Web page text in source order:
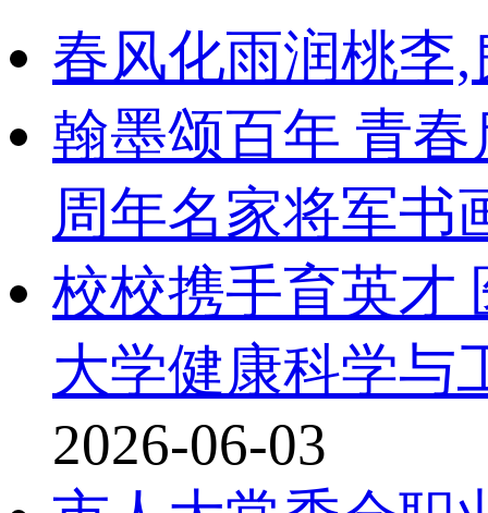
春风化雨润桃李
翰墨颂百年 青
周年名家将军
校校携手育英
大学健康科学与
2026-06-03